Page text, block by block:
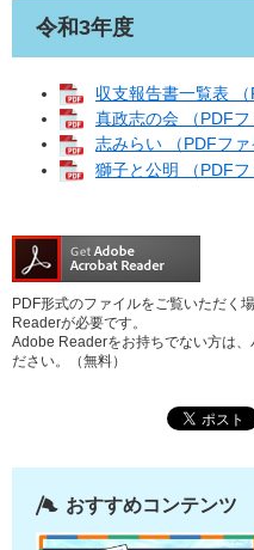
令和3年度
収支報告書一覧表 （
真政志の会 （PDFフ
志みらい （PDFファ
獅子と公明 （PDFフ
PDF形式のファイルをご覧いただく
Readerが必要です。
Adobe Readerをお持ちでない方は
ださい。（無料）
おすすめコンテンツ